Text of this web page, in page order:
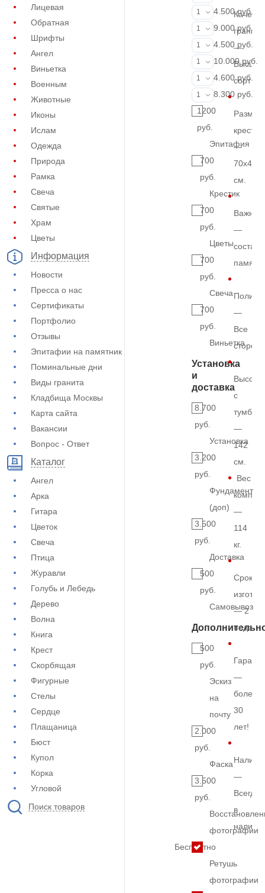
Лицевая
Обратная
Шрифты
Ангел
Виньетка
Военным
Животные
Иконы
Ислам
Одежда
Природа
Рамка
Свеча
Святые
Храм
Цветы
Информация
Новости
Пресса о нас
Сертификаты
Портфолио
Отзывы
Эпитафии на памятник
Поминальные дни
Виды гранита
Кладбища Москвы
Карта сайта
Вакансии
Вопрос - Ответ
Каталог
Ангел
Арка
Гитара
Цветок
Свеча
Птица
Журавли
Голубь и Лебедь
Дерево
Волна
Книга
Крест
Скорбящая
Фигурные
Стелы
Сердце
Плащаница
Бюст
Купол
Корка
Угловой
Поиск товаров
ФИО и даты
1
4.500 руб.
ФИО и даты
1
9.000 руб.
Портрет
1
4.500 руб.
Портрет
1
10.000 руб.
Фотокерамика
1
4.600 руб.
Фото на
1
8.300 руб.
1200
руб.
Эпитафия
700
руб.
Крестик
700
руб.
Цветы
700
руб.
Свеча
700
руб.
Виньетка
Установка
и
доставка
8.700
руб.
Установка
3.200
руб.
Фундамент
(доп)
3.500
руб.
Доставка
500
руб.
Самовывоз
500
руб.
Эскиз
на
почту
2.000
руб.
Фаска
3.500
руб.
фотографии
Бесплатно
Ретушь
фотографии
гранита
—
Высший
сорт
Размер
креста
—
70х40х5
см.
Важно
—
—
Все
Высота
с
тумбой
—
142
см.
Вес
—
114
кг.
Срок
— 2
недели
—
более
30
лет!
—
Всегда
в